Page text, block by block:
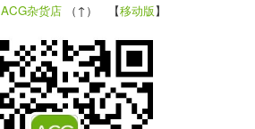
ACG杂货店 （↑） 【移动版】